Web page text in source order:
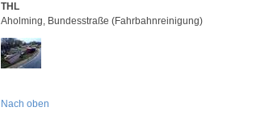
THL
Aholming, Bundesstraße (Fahrbahnreinigung)
Nach oben